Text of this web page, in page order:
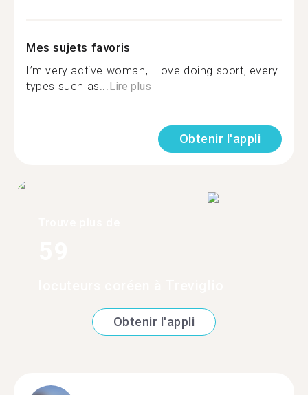
Mes sujets favoris
I’m very active woman, I love doing sport, every
types such as... Lire plus
Obtenir l'appli
Obtenir l'appli